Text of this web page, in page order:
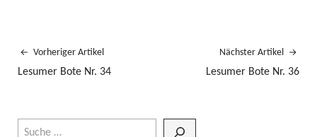
Vorheriger Artikel
Lesumer Bote Nr. 34
Nächster Artikel
Lesumer Bote Nr. 36